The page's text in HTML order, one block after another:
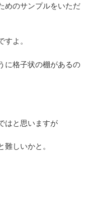
めのサンプルをいただ
よ。
に格子状の棚があるの
はと思いますが
しいかと。